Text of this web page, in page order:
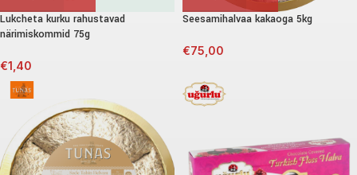
Lukcheta kurku rahustavad
närimiskommid 75g
€1,40
Seesamihalvaa kakaoga 5kg
€75,00